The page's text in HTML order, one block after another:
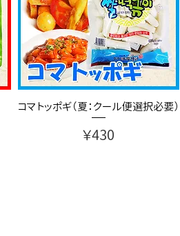
コマ トッポギ（夏：クール便選択必要）
価格
￥430